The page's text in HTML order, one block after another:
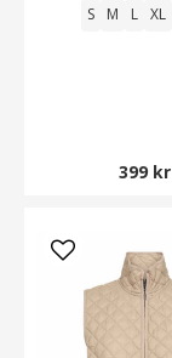
S M L XL
399 kr